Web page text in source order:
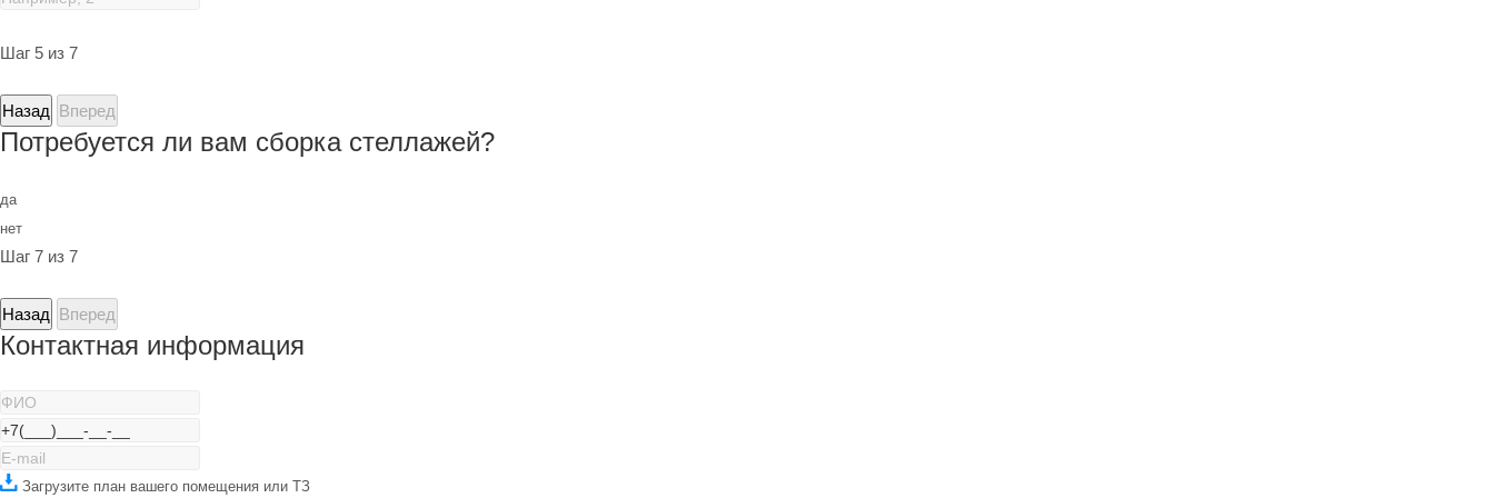
Шаг 5 из 7
Назад Вперед
Потребуется ли вам сборка стеллажей?
да
нет
Шаг 7 из 7
Назад Вперед
Контактная информация
Загрузите план вашего помещения или ТЗ